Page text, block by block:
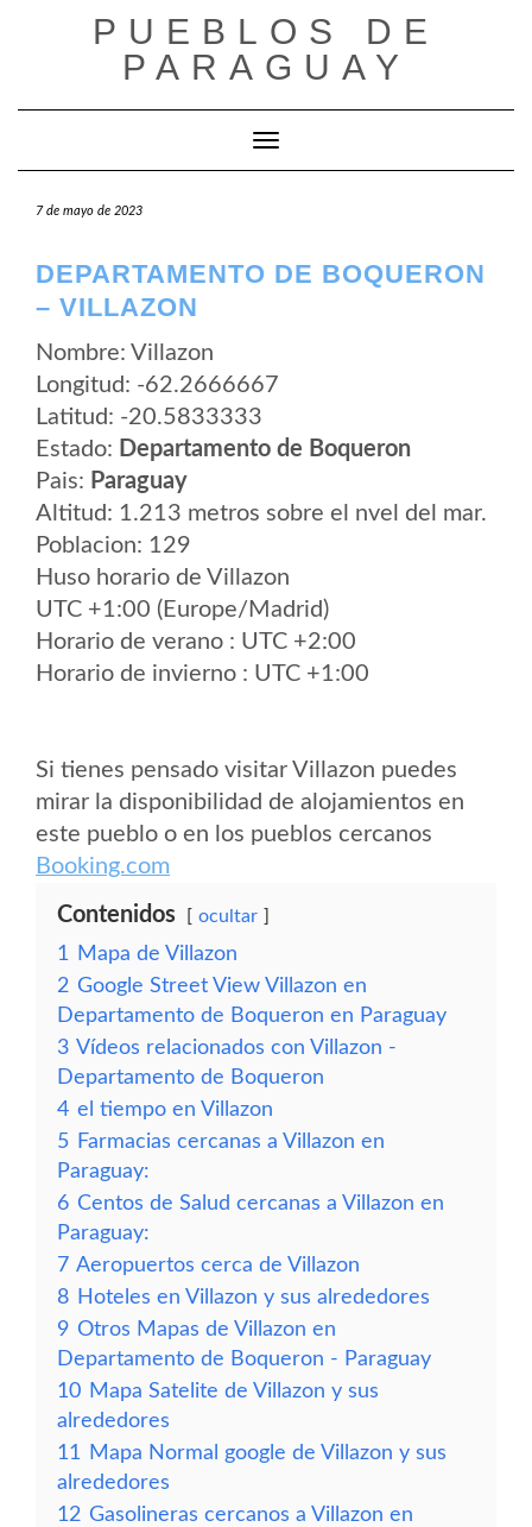
PUEBLOS DE
PARAGUAY
Cambiar modo de navegación
7 de mayo de 2023
DEPARTAMENTO DE BOQUERON
– VILLAZON
Nombre: Villazon
Longitud: -62.2666667
Latitud: -20.5833333
Estado: Departamento de Boqueron
Pais: Paraguay
Altitud: 1.213 metros sobre el nvel del mar.
Poblacion: 129
Huso horario de Villazon
UTC +1:00 (Europe/Madrid)
Horario de verano : UTC +2:00
Horario de invierno : UTC +1:00
Si tienes pensado visitar Villazon puedes
mirar la disponibilidad de alojamientos en
este pueblo o en los pueblos cercanos
Booking.com
Contenidos ocultar
1
Mapa de Villazon
2 Google Street View Villazon en
Departamento de Boqueron en Paraguay
3 Vídeos relacionados con Villazon -
Departamento de Boqueron
4 el tiempo en Villazon
5 Farmacias cercanas a Villazon en
Paraguay:
6 Centos de Salud cercanas a Villazon en
Paraguay:
7 Aeropuertos cerca de Villazon
8 Hoteles en Villazon y sus alrededores
9 Otros Mapas de Villazon en
Departamento de Boqueron - Paraguay
10 Mapa Satelite de Villazon y sus
alrededores
11
Mapa Normal google de Villazon y sus
alrededores
12 Gasolineras cercanos a Villazon en